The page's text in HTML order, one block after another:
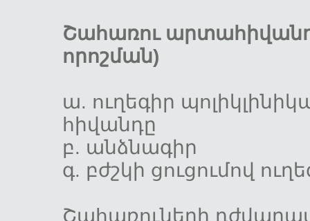
Շահառու
որոշման)
ա. ուղեգիր
հիվանդը
բ.
գ. բժշկի
Շահառուների